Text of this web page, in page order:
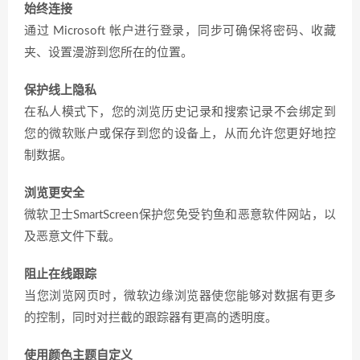
始终连接
通过 Microsoft 帐户进行登录，同步可确保将密码、收藏
夹、设置漫游到您所在的位置。
保护线上隐私
在私人模式下，您的浏览历史记录和搜索记录不会绑定到
您的微软账户或保存到您的设备上，从而允许您更好地控
制数据。
浏览更安全
微软卫士SmartScreen保护您免受钓鱼和恶意软件网站，以
及恶意文件下载。
阻止在线跟踪
当您浏览网页时，微软边缘浏览器使您能够对数据有更多
的控制，同时对拦截的跟踪器有更高的透明度。
使用颜色主题自定义